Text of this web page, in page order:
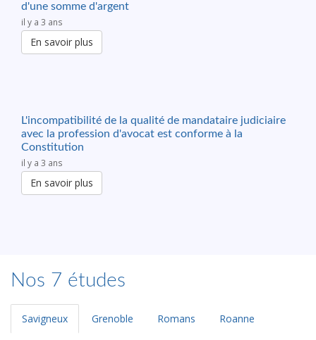
d'une somme d'argent
il y a 3 ans
En savoir plus
L'incompatibilité de la qualité de mandataire judiciaire
avec la profession d'avocat est conforme à la
Constitution
il y a 3 ans
En savoir plus
Nos 7 études
Savigneux Grenoble Romans Roanne